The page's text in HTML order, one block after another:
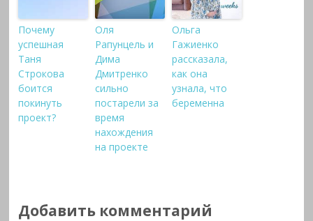
Почему
успешная
Таня
Строкова
боится
покинуть
проект?
Оля
Рапунцель и
Дима
Дмитренко
сильно
постарели за
время
нахождения
на проекте
Ольга
Гажиенко
рассказала,
как она
узнала, что
беременна
Добавить комментарий